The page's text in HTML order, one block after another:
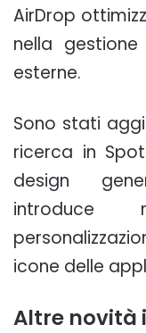
AirDrop
nella
esterne.
Sono stati
ricerca in
design
introduce
icone delle
Altre novità